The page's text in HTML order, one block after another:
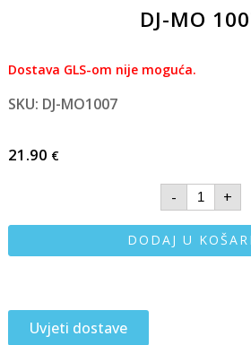
DJ-MO
Dostava GLS-om nije moguća.
SKU: DJ-MO1007
21.90 €
- +
DODAJ U
Uvjeti dostave